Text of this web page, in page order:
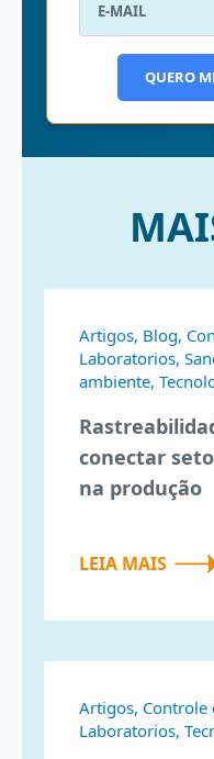
QUERO
Artigos, Blog,
Laboratorios,
ambiente,
conectar
na produção
LEIA MAIS
Artigos, Controle
Laboratorios,